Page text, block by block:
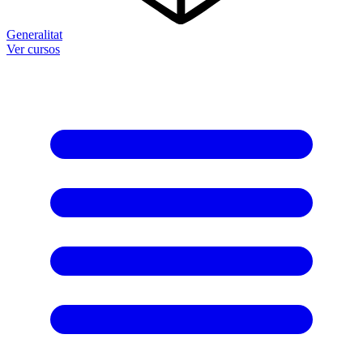
Generalitat
Ver cursos